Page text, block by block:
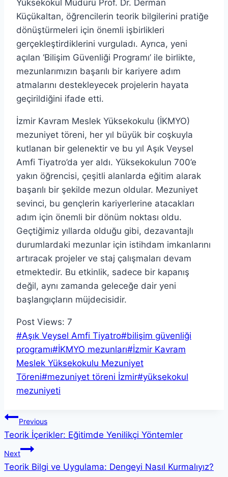
Yüksekokul Müdürü Prof. Dr. Derman
Küçükaltan, öğrencilerin teorik bilgilerini pratiğe
dönüştürmeleri için önemli işbirlikleri
gerçekleştirdiklerini vurguladı. Ayrıca, yeni
açılan ‘Bilişim Güvenliği Programı’ ile birlikte,
mezunlarımızın başarılı bir kariyere adım
atmalarını destekleyecek projelerin hayata
geçirildiğini ifade etti.
İzmir Kavram Meslek Yüksekokulu (İKMYO)
mezuniyet töreni, her yıl büyük bir coşkuyla
kutlanan bir gelenektir ve bu yıl Aşık Veysel
Amfi Tiyatro’da yer aldı. Yüksekokulun 700’e
yakın öğrencisi, çeşitli alanlarda eğitim alarak
başarılı bir şekilde mezun oldular. Mezuniyet
sevinci, bu gençlerin kariyerlerine atacakları
adım için önemli bir dönüm noktası oldu.
Geçtiğimiz yıllarda olduğu gibi, dezavantajlı
durumlardaki mezunlar için istihdam imkanlarını
artıracak projeler ve staj çalışmaları devam
etmektedir. Bu etkinlik, sadece bir kapanış
değil, aynı zamanda geleceğe dair yeni
başlangıçların müjdecisidir.
Post Views: 7
Post
Tags:
#Aşık Veysel Amfi Tiyatro#bilişim güvenliği
programı#İKMYO mezunları#İzmir Kavram
Meslek Yüksekokulu Mezuniyet
Töreni#mezuniyet töreni İzmir#yüksekokul
mezuniyeti
Yazı
gezinmesi
Previous
Teorik İçerikler: Eğitimde Yenilikçi Yöntemler
Next
Teorik Bilgi ve Uygulama: Dengeyi Nasıl Kurmalıyız?